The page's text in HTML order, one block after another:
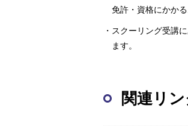
免許・資格にかか
・スクーリング受講
ます。
関連リン